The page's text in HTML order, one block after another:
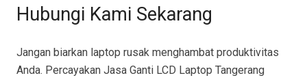
Hubungi Kami Sekarang
Jangan biarkan laptop rusak menghambat produktivitas
Anda. Percayakan Jasa Ganti LCD Laptop Tangerang